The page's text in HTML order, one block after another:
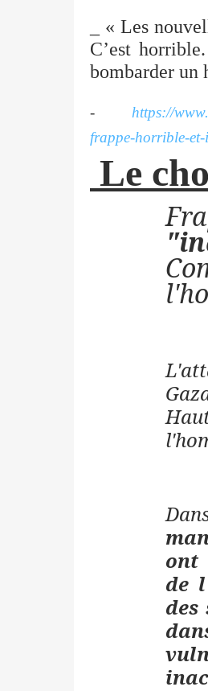
_ « Les
C’est
bombarder un
- https://
frappe-horrible-
Le
ont
de